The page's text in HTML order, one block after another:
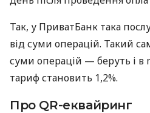
Так, у ПриватБанк така
від суми операцій. Такий
суми операцій — беруть і в
тариф становить 1,2%.
Про QR-еквайринг